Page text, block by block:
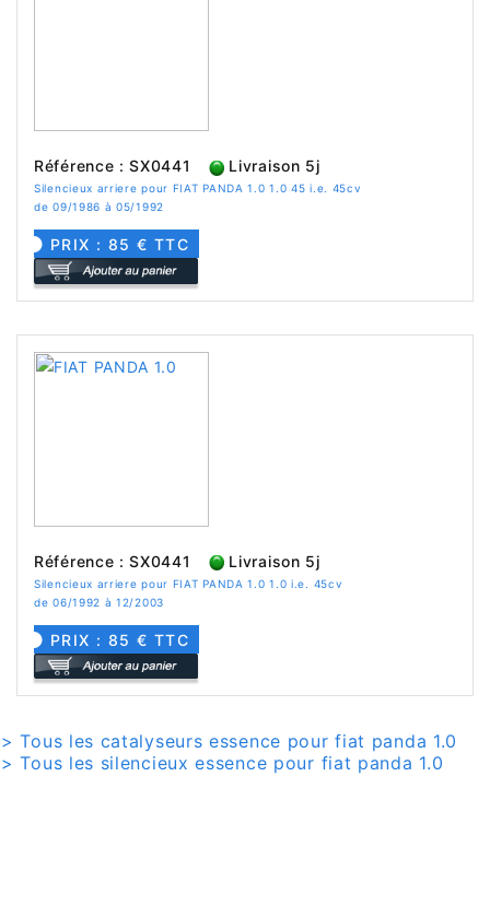
Référence : SX0441 Livraison 5j
Silencieux arriere pour FIAT PANDA 1.0 1.0 45 i.e. 45cv
de 09/1986 à 05/1992
PRIX : 85 € TTC
Référence : SX0441 Livraison 5j
Silencieux arriere pour FIAT PANDA 1.0 1.0 i.e. 45cv
de 06/1992 à 12/2003
PRIX : 85 € TTC
> Tous les catalyseurs essence pour fiat panda 1.0
> Tous les silencieux essence pour fiat panda 1.0